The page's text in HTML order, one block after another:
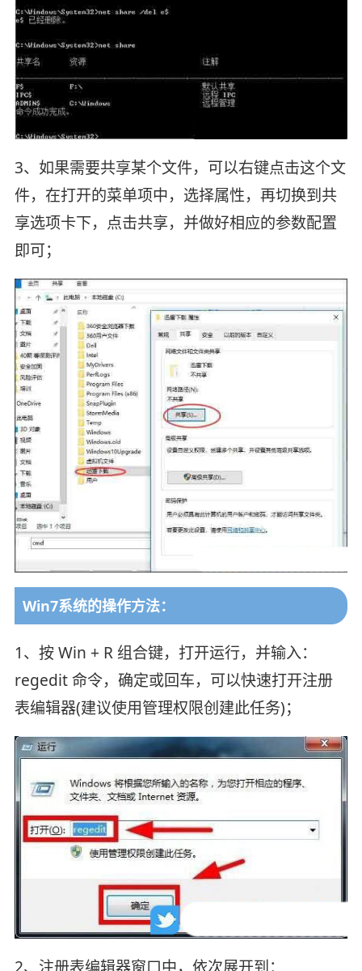
3、如果需要共享某个文件，可以右键点击这个文
件，在打开的菜单项中，选择属性，再切换到共
享选项卡下，点击共享，并做好相应的参数配置
即可；
Win7系统的操作方法：
1、按 Win + R 组合键，打开运行，并输入：
regedit 命令，确定或回车，可以快速打开注册
表编辑器(建议使用管理权限创建此任务)；